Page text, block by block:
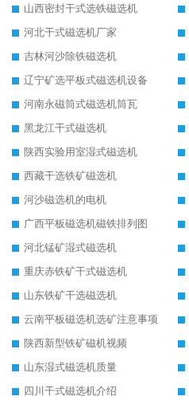
山西密封干式选铁磁选机
河北干式磁选机厂家
吉林河沙除铁磁选机
辽宁矿选平板式磁选机设备
河南永磁筒式磁选机筒瓦
黑龙江干式磁选机
陕西实验用室湿式磁选机
西藏干选铁矿磁选机
河沙磁选机的电机
广西平板磁选机磁铁排列图
河北锰矿湿式磁选机
重庆赤铁矿干式磁选机
山东铁矿干选磁选机
云南平板磁选机选矿注意事项
陕西新型铁矿磁机视频
山东湿式磁选机质量
四川干式磁选机介绍